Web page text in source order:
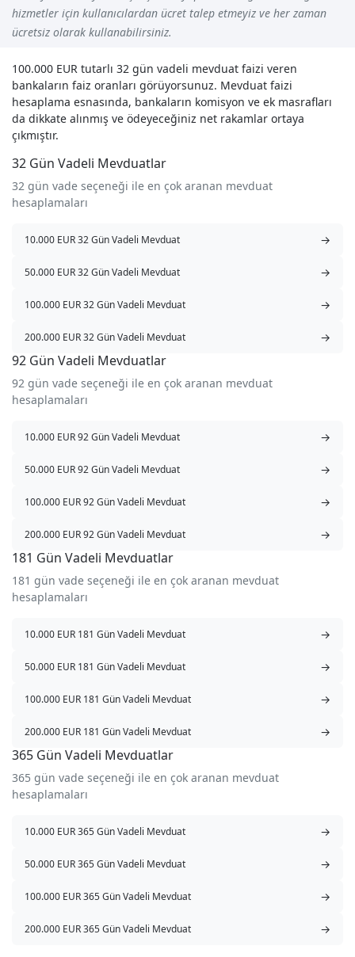
hizmetler için kullanıcılardan ücret talep etmeyiz ve her zaman
ücretsiz olarak kullanabilirsiniz.
100.000 EUR tutarlı 32 gün vadeli mevduat faizi veren
bankaların faiz oranları görüyorsunuz. Mevduat faizi
hesaplama esnasında, bankaların komisyon ve ek masrafları
da dikkate alınmış ve ödeyeceğiniz net rakamlar ortaya
çıkmıştır.
32 Gün Vadeli Mevduatlar
32 gün vade seçeneği ile en çok aranan mevduat
hesaplamaları
10.000 EUR 32 Gün Vadeli Mevduat →
50.000 EUR 32 Gün Vadeli Mevduat →
100.000 EUR 32 Gün Vadeli Mevduat →
200.000 EUR 32 Gün Vadeli Mevduat →
92 Gün Vadeli Mevduatlar
92 gün vade seçeneği ile en çok aranan mevduat
hesaplamaları
10.000 EUR 92 Gün Vadeli Mevduat →
50.000 EUR 92 Gün Vadeli Mevduat →
100.000 EUR 92 Gün Vadeli Mevduat →
200.000 EUR 92 Gün Vadeli Mevduat →
181 Gün Vadeli Mevduatlar
181 gün vade seçeneği ile en çok aranan mevduat
hesaplamaları
10.000 EUR 181 Gün Vadeli Mevduat →
50.000 EUR 181 Gün Vadeli Mevduat →
100.000 EUR 181 Gün Vadeli Mevduat →
200.000 EUR 181 Gün Vadeli Mevduat →
365 Gün Vadeli Mevduatlar
365 gün vade seçeneği ile en çok aranan mevduat
hesaplamaları
10.000 EUR 365 Gün Vadeli Mevduat →
50.000 EUR 365 Gün Vadeli Mevduat →
100.000 EUR 365 Gün Vadeli Mevduat →
200.000 EUR 365 Gün Vadeli Mevduat →